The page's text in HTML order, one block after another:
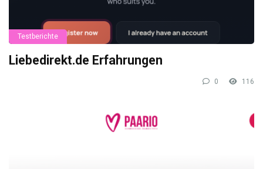
Testberichte
Liebedirekt.de Erfahrungen
0 116